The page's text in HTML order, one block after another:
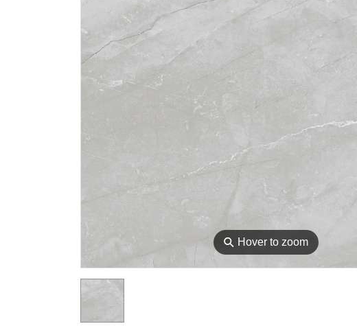
⚲ Hover to zoom